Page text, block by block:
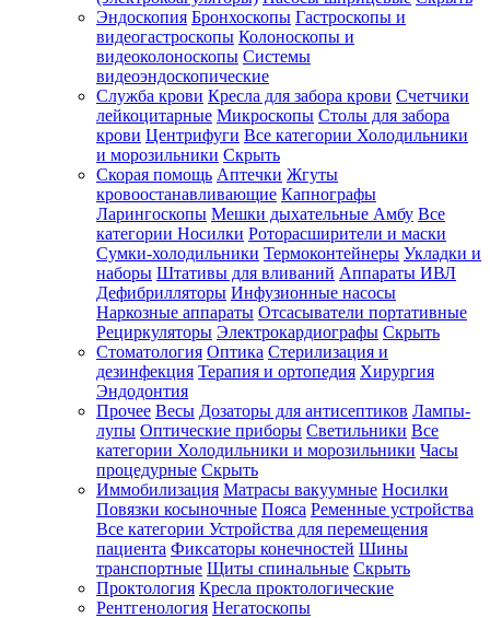
Эндоскопия Бронхоскопы Гастроскопы и
видеогастроскопы Колоноскопы и
видеоколоноскопы Системы
видеоэндоскопические
Служба крови Кресла для забора крови Счетчики
лейкоцитарные Микроскопы Столы для забора
крови Центрифуги Все категории Холодильники
и морозильники Скрыть
Скорая помощь Аптечки Жгуты
кровоостанавливающие Капнографы
Ларингоскопы Мешки дыхательные Амбу Все
категории Носилки Роторасширители и маски
Сумки-холодильники Термоконтейнеры Укладки и
наборы Штативы для вливаний Аппараты ИВЛ
Дефибрилляторы Инфузионные насосы
Наркозные аппараты Отсасыватели портативные
Рециркуляторы Электрокардиографы Скрыть
Стоматология Оптика Стерилизация и
дезинфекция Терапия и ортопедия Хирургия
Эндодонтия
Прочее Весы Дозаторы для антисептиков Лампы-
лупы Оптические приборы Светильники Все
категории Холодильники и морозильники Часы
процедурные Скрыть
Иммобилизация Матрасы вакуумные Носилки
Повязки косыночные Пояса Ременные устройства
Все категории Устройства для перемещения
пациента Фиксаторы конечностей Шины
транспортные Щиты спинальные Скрыть
Проктология Кресла проктологические
Рентгенология Негатоскопы